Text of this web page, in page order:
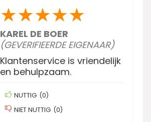
★★★★★
KAREL DE BOER
(GEVERIFIEERDE EIGENAAR)
Klantenservice is vriendelijk
en behulpzaam.
NUTTIG (0)
NIET NUTTIG (0)